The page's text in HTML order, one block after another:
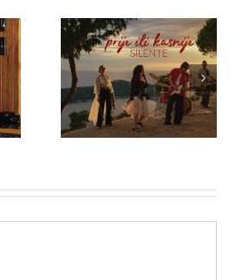
Silente objavio novi
singl “Prije ili kasnije”